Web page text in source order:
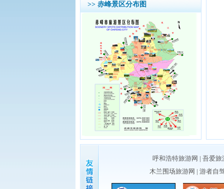
>> 赤峰景区分布图
呼和浩特旅游网 | 吾爱旅
木兰围场旅游网 | 游者自